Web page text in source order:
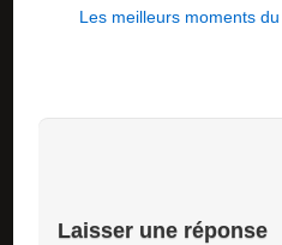
Les meilleurs moments
Laisser une réponse